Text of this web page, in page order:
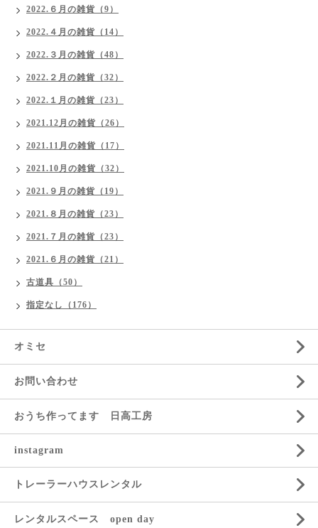
2022.６月の雑貨（9）
2022.４月の雑貨（14）
2022.３月の雑貨（48）
2022.２月の雑貨（32）
2022.１月の雑貨（23）
2021.12月の雑貨（26）
2021.11月の雑貨（17）
2021.10月の雑貨（32）
2021.９月の雑貨（19）
2021.８月の雑貨（23）
2021.７月の雑貨（23）
2021.６月の雑貨（21）
古道具（50）
指定なし（176）
オミセ
お問い合わせ
おうち作ってます 日高工房
instagram
トレーラーハウスレンタル
レンタルスペース open day